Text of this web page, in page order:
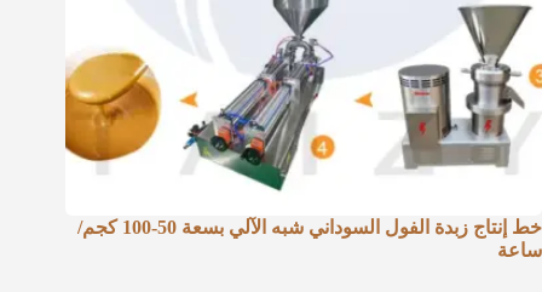
خط إنتاج زبدة الفول السوداني شبه الآلي بسعة 50-100 كجم/
ساعة